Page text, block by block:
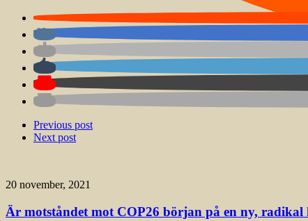
Previous post
Next post
20 november, 2021
Är motståndet mot COP26 början på en ny, radikal